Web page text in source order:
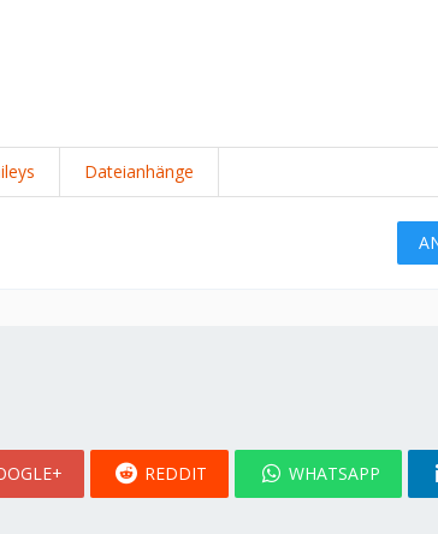
Dateianhänge
REDDIT WHATSAPP